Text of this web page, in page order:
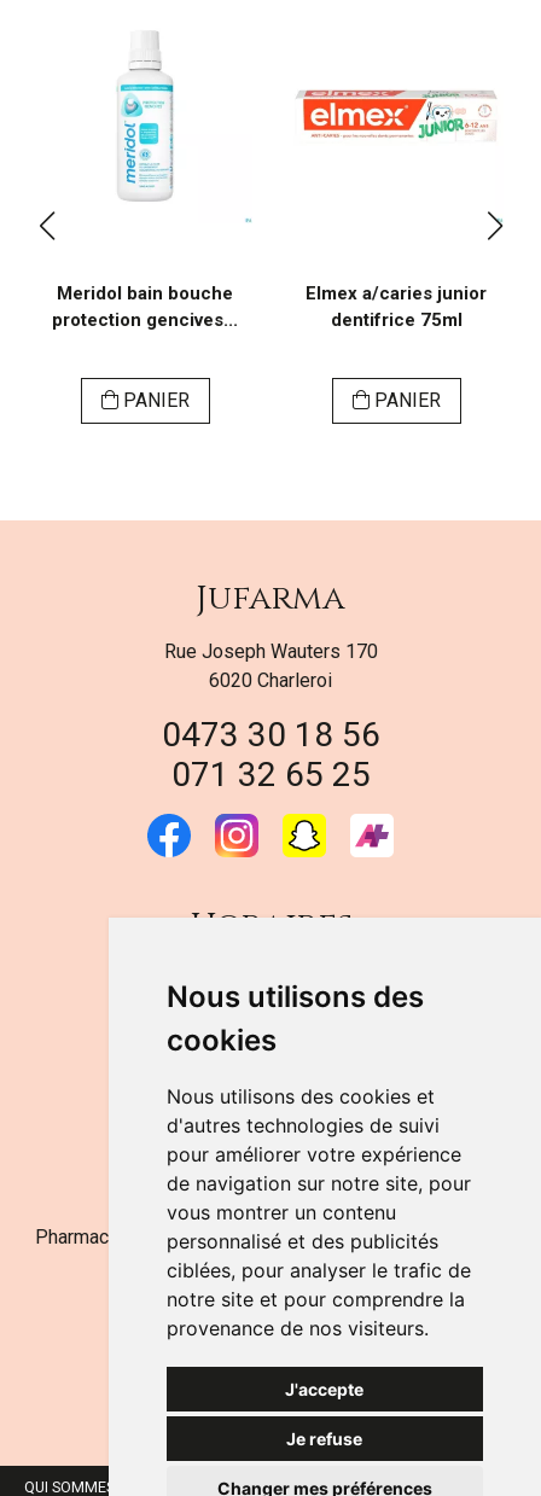
Nous utilisons des
cookies
Nous utilisons des cookies et
d'autres technologies de suivi
pour améliorer votre expérience
de navigation sur notre site, pour
vous montrer un contenu
personnalisé et des publicités
ciblées, pour analyser le trafic de
notre site et pour comprendre la
provenance de nos visiteurs.
J'accepte
Je refuse
Changer mes préférences
Meridol bain bouche
protection gencives...
PANIER
Elmex a/caries junior
dentifrice 75ml
PANIER
Jufarma
Rue Joseph Wauters 170
6020 Charleroi
0473 30 18 56
071 32 65 25
Horaires
DU LUNDI AU VENDREDI
de 9h à 12h30 et de 14h à 18h
LE SAMEDI
de 9h à 12h30
NOUS CONTACTER
Pharmacie Jufarma - Fatima Abachra - APB 521704 - N°
Entreprise BE0882-700-592
QUI SOMMES-NOUS ? NOS MARQUES MENTIONS LÉGALES